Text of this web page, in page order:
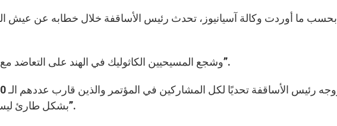
بحسب ما أوردت وكالة آسيانيوز، تحدث رئيس الأساقفة خلال خطابه عن عيش
وشجع المسيحيين الكاثوليك في الهند على التعاضد مع “جميع الإخوة والأخوات من الأديان الأخرى”.
بشكل طارئ ليسوع المسيح وللتغيير الذي حمله إلى حياتهم”.